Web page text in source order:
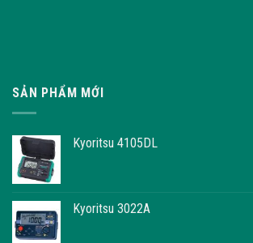
SẢN PHẨM MỚI
Kyoritsu 4105DL
Kyoritsu 3022A